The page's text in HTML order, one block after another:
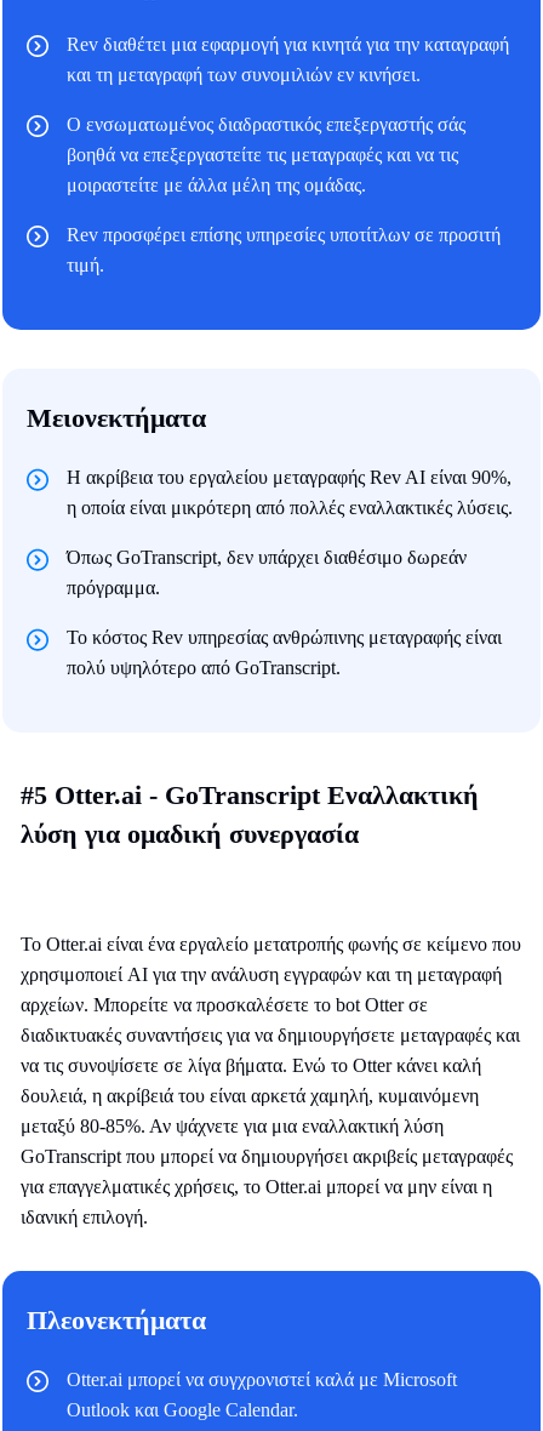
Rev διαθέτει μια εφαρμογή για κινητά για την καταγραφή
και τη μεταγραφή των συνομιλιών εν κινήσει.
Ο ενσωματωμένος διαδραστικός επεξεργαστής σάς
βοηθά να επεξεργαστείτε τις μεταγραφές και να τις
μοιραστείτε με άλλα μέλη της ομάδας.
Rev προσφέρει επίσης υπηρεσίες υποτίτλων σε προσιτή
τιμή.
Μειονεκτήματα
Η ακρίβεια του εργαλείου μεταγραφής Rev AI είναι 90%,
η οποία είναι μικρότερη από πολλές εναλλακτικές λύσεις.
Όπως GoTranscript, δεν υπάρχει διαθέσιμο δωρεάν
πρόγραμμα.
Το κόστος Rev υπηρεσίας ανθρώπινης μεταγραφής είναι
πολύ υψηλότερο από GoTranscript.
#5 Otter.ai - GoTranscript Εναλλακτική
λύση για ομαδική συνεργασία
Το Otter.ai είναι ένα εργαλείο μετατροπής φωνής σε κείμενο που
χρησιμοποιεί AI για την ανάλυση εγγραφών και τη μεταγραφή
αρχείων. Μπορείτε να προσκαλέσετε το bot Otter σε
διαδικτυακές συναντήσεις για να δημιουργήσετε μεταγραφές και
να τις συνοψίσετε σε λίγα βήματα. Ενώ το Otter κάνει καλή
δουλειά, η ακρίβειά του είναι αρκετά χαμηλή, κυμαινόμενη
μεταξύ 80-85%. Αν ψάχνετε για μια εναλλακτική λύση
GoTranscript που μπορεί να δημιουργήσει ακριβείς μεταγραφές
για επαγγελματικές χρήσεις, το Otter.ai μπορεί να μην είναι η
ιδανική επιλογή.
Πλεονεκτήματα
Otter.ai μπορεί να συγχρονιστεί καλά με Microsoft
Outlook και Google Calendar.